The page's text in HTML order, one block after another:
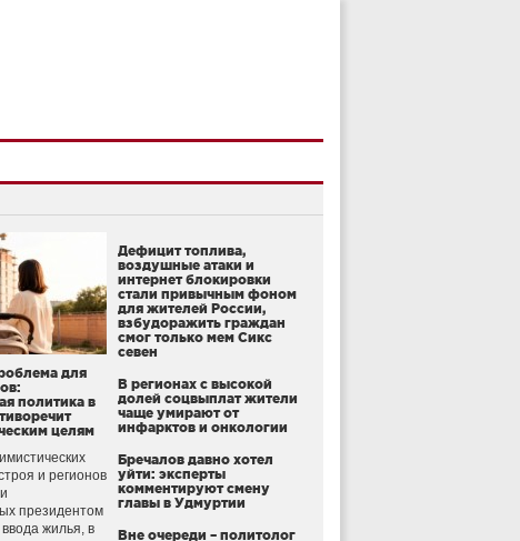
для
политика в
целям
и регионов
президентом
жилья, в
Дефицит топлива,
воздушные атаки и
интернет блокировки
стали привычным фоном
для жителей России,
взбудоражить граждан
смог только мем Сикс
севен
В регионах с высокой
долей соцвыплат жители
чаще умирают от
инфарктов и онкологии
Бречалов давно хотел
уйти: эксперты
комментируют смену
главы в Удмуртии
Вне очереди – политолог